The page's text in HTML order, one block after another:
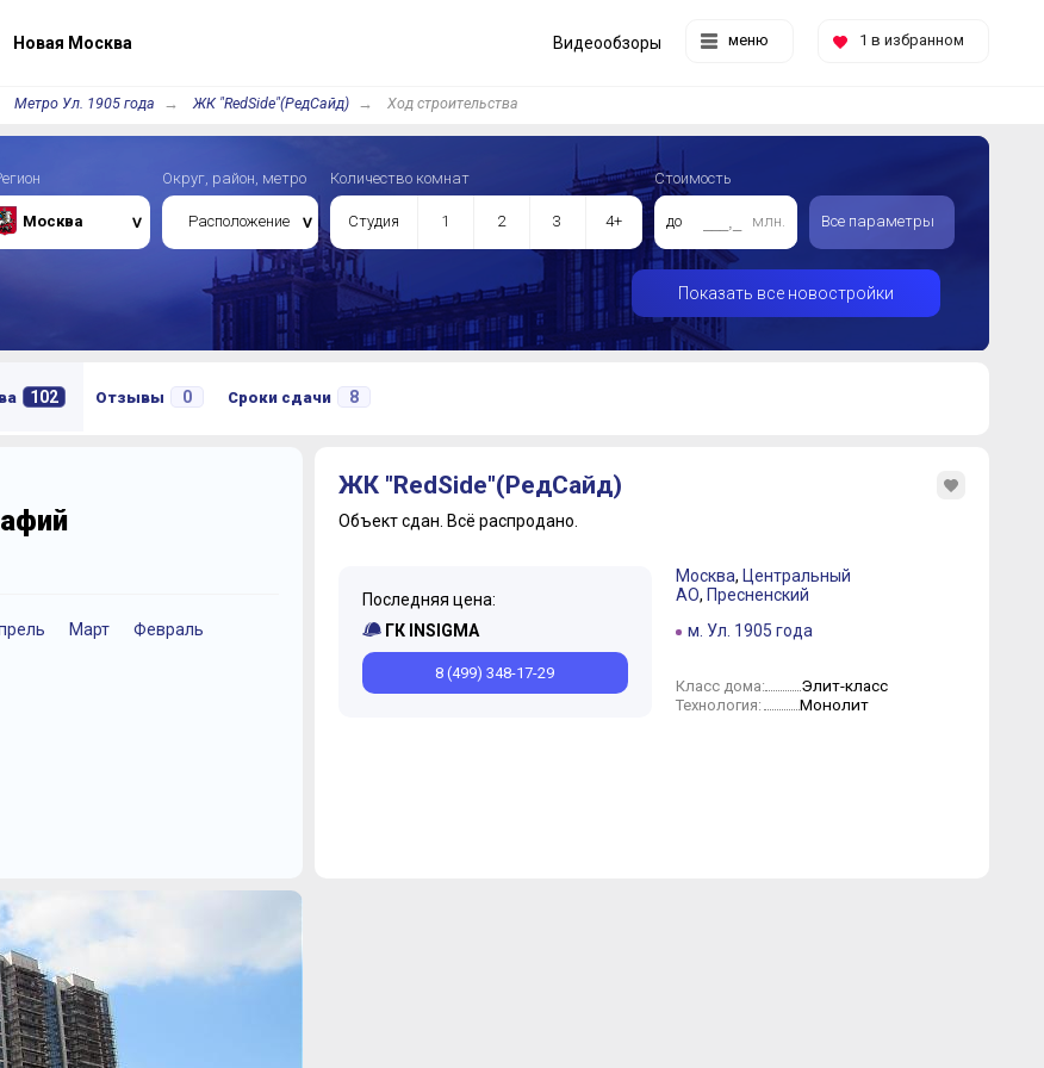
Новая Москва меню 1 в избранном
Видеообзоры
Метро Ул. 1905 года ЖК "RedSide"(РедСайд) Ход строительства
Москва
Округ, район, метро
Расположение
Количество комнат
Студия 1 2 3 4+
Стоимость
до млн. Все параметры
Показать все новостройки
102 Отзывы 0 Сроки сдачи 8
Март
Февраль
Декабрь Ноябрь
ЖК "RedSide"(РедСайд)
Объект сдан. Всё распродано.
Последняя цена:
ГК INSIGMA
8 (499) 348-17-29
Москва, Центральный
АО, Пресненский
м. Ул. 1905 года
Класс дома: Элит-класс
Технология: Монолит